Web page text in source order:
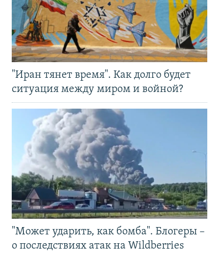
"Иран тянет время". Как долго будет
ситуация между миром и войной?
"Может ударить, как бомба". Блогеры –
о последствиях атак на Wildberries